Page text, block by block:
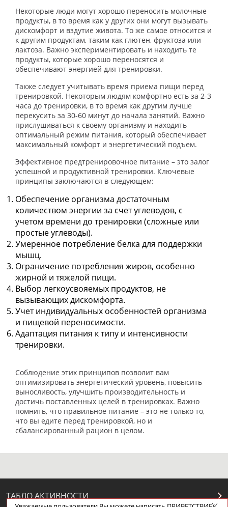
Некоторые люди могут хорошо переносить молочные
продукты, в то время как у других они могут вызывать
дискомфорт и вздутие живота. То же самое относится и
к другим продуктам, таким как глютен, фруктоза или
лактоза. Важно экспериментировать и находить те
продукты, которые хорошо переносятся и
обеспечивают энергией для тренировки.
Также следует учитывать время приема пищи перед
тренировкой. Некоторым людям комфортно есть за 2-3
часа до тренировки, в то время как другим лучше
перекусить за 30-60 минут до начала занятий. Важно
прислушиваться к своему организму и находить
оптимальный режим питания, который обеспечивает
максимальный комфорт и энергетический подъем.
Эффективное предтренировочное питание – это залог
успешной и продуктивной тренировки. Ключевые
принципы заключаются в следующем:
Обеспечение организма достаточным
количеством энергии за счет углеводов, с
учетом времени до тренировки (сложные или
простые углеводы).
Умеренное потребление белка для поддержки
мышц.
Ограничение потребления жиров, особенно
жирной и тяжелой пищи.
Выбор легкоусвояемых продуктов, не
вызывающих дискомфорта.
Учет индивидуальных особенностей организма
и пищевой переносимости.
Адаптация питания к типу и интенсивности
тренировки.
Соблюдение этих принципов позволит вам
оптимизировать энергетический уровень, повысить
выносливость, улучшить производительность и
достичь поставленных целей в тренировках. Важно
помнить, что правильное питание – это не только то,
что вы едите перед тренировкой, но и
сбалансированный рацион в целом.
ТАБЛО АКТИВНОСТИ